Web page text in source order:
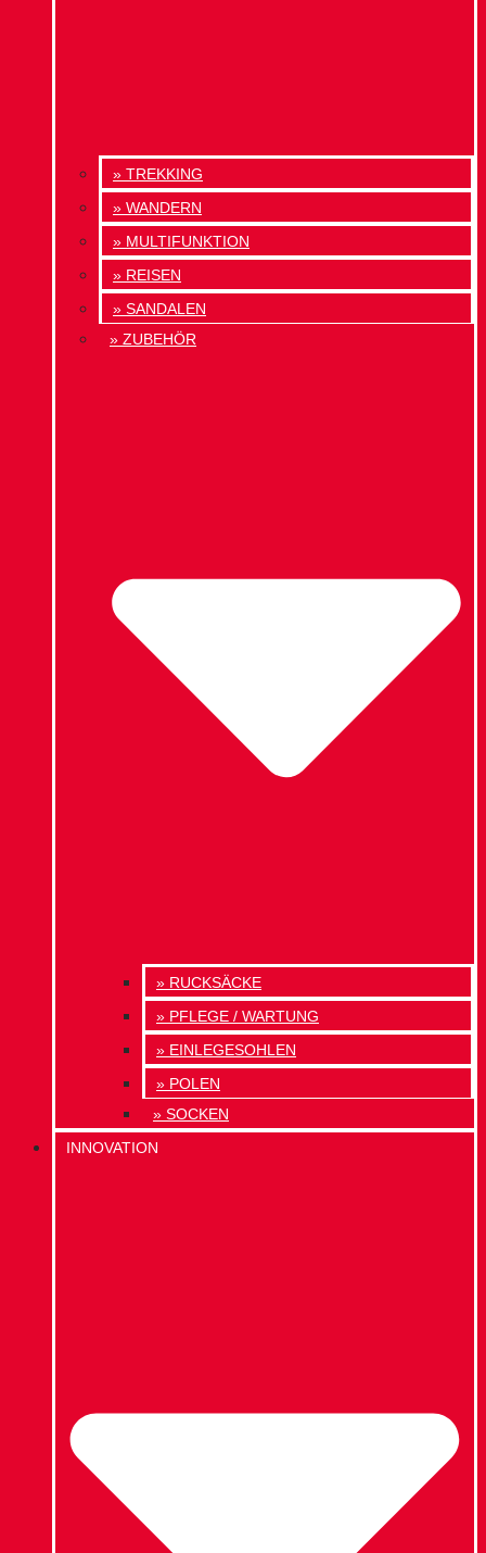
» TREKKING
» WANDERN
» MULTIFUNKTION
» REISEN
» SANDALEN
» ZUBEHÖR
» RUCKSÄCKE
» PFLEGE / WARTUNG
» EINLEGESOHLEN
» POLEN
» SOCKEN
INNOVATION